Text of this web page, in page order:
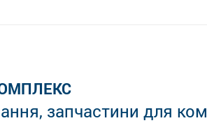
запчастини для